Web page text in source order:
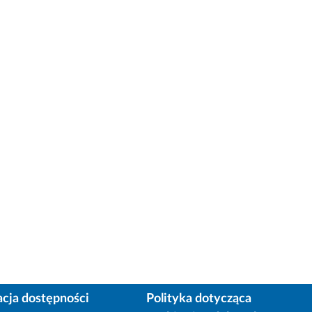
dostępności
Polityka dotycząca